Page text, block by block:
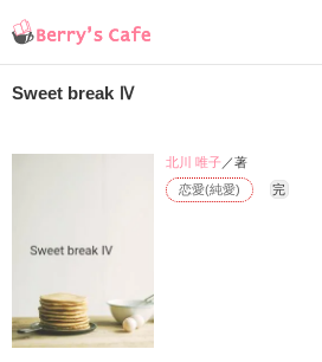
Sweet break Ⅳ
恋愛(純愛) 完
北川 唯子／著